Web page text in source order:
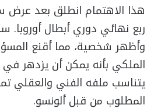
هذا الاهتمام انطلق بعد عرض
ربع نهائي دوري أبطال أوروبا.
وأظهر شخصية، مما أقنع
الملكي بأنه يمكن أن يزدهر في
يتناسب ملفه الفني والعقلي
المطلوب من قبل ألونسو.